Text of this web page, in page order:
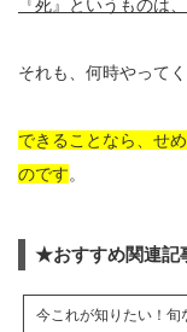
『死』というものは
それも、何時やって
できることなら、せ
のです。
★おすすめ関連
今これが知りたい！旬